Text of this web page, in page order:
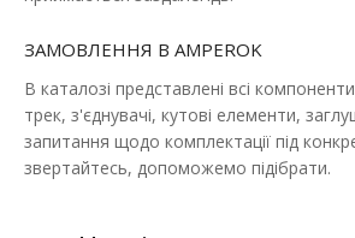
ЗАМОВЛЕННЯ В AMPEROK
В каталозі представлені всі
трек, з'єднувачі, кутові елементи,
запитання щодо комплектації під
звертайтесь, допоможемо підібрати.